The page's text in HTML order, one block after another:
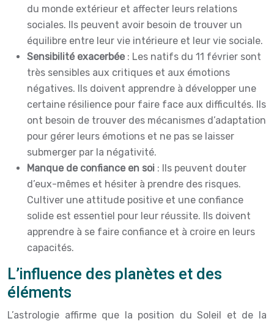
du monde extérieur et affecter leurs relations
sociales. Ils peuvent avoir besoin de trouver un
équilibre entre leur vie intérieure et leur vie sociale.
Sensibilité exacerbée : Les natifs du 11 février sont
très sensibles aux critiques et aux émotions
négatives. Ils doivent apprendre à développer une
certaine résilience pour faire face aux difficultés. Ils
ont besoin de trouver des mécanismes d’adaptation
pour gérer leurs émotions et ne pas se laisser
submerger par la négativité.
Manque de confiance en soi : Ils peuvent douter
d’eux-mêmes et hésiter à prendre des risques.
Cultiver une attitude positive et une confiance
solide est essentiel pour leur réussite. Ils doivent
apprendre à se faire confiance et à croire en leurs
capacités.
L’influence des planètes et des
éléments
L’astrologie affirme que la position du Soleil et de la